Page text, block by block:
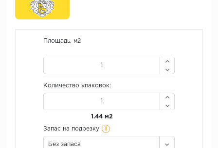
Площадь, м2
Количество упаковок:
1.44 м2
Запас на подрезку i
Без запаса